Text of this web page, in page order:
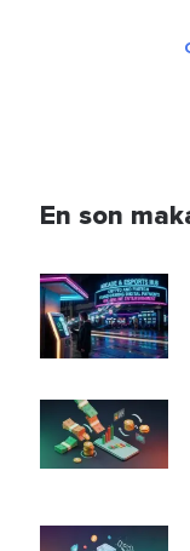
En son